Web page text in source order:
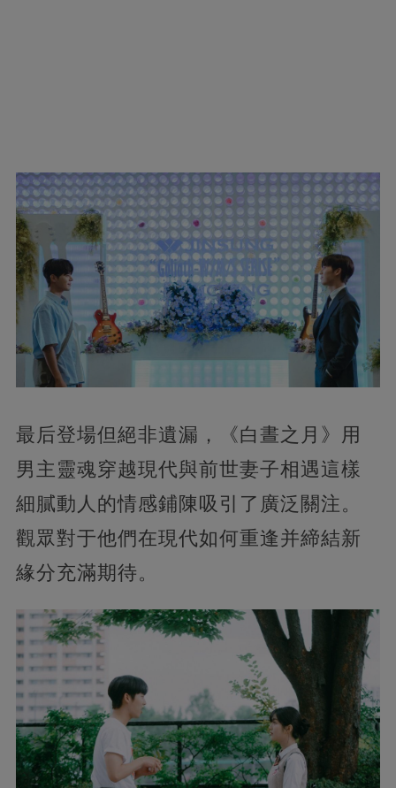
最后登場但絕非遺漏，《白晝之月》用
男主靈魂穿越現代與前世妻子相遇這樣
細膩動人的情感鋪陳吸引了廣泛關注。
觀眾對于他們在現代如何重逢并締結新
緣分充滿期待。